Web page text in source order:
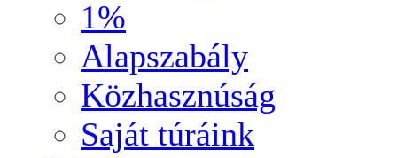
1%
Alapszabály
Közhasznúság
Saját túráink